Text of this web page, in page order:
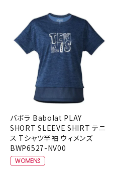
バボラ Babolat PLAY
SHORT SLEEVE SHIRT テニ
ス Tシャツ半袖 ウィメンズ
BWP6527-NV00